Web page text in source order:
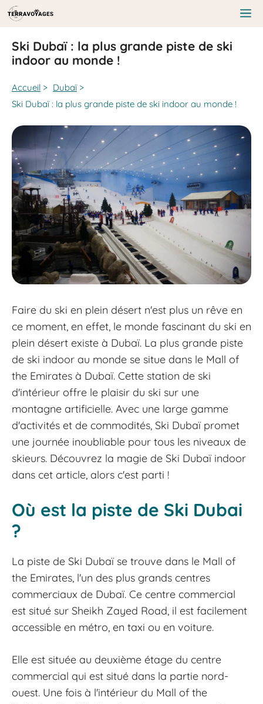
Aller
au
contenu
Ski Dubaï : la plus grande piste de ski
indoor au monde !
Accueil > Dubaï>
Ski Dubaï : la plus grande piste de ski indoor au monde !
Faire du ski en plein désert n'est plus un rêve en
ce moment, en effet, le monde fascinant du ski en
plein désert existe à Dubaï. La plus grande piste
de ski indoor au monde se situe dans le Mall of
the Emirates à Dubaï. Cette station de ski
d'intérieur offre le plaisir du ski sur une
montagne artificielle. Avec une large gamme
d'activités et de commodités, Ski Dubaï promet
une journée inoubliable pour tous les niveaux de
skieurs. Découvrez la magie de Ski Dubaï indoor
dans cet article, alors c'est parti !
Où est la piste de Ski Dubai
?
La piste de Ski Dubaï se trouve dans le Mall of
the Emirates, l'un des plus grands centres
commerciaux de Dubaï. Ce centre commercial
est situé sur Sheikh Zayed Road, il est facilement
accessible en métro, en taxi ou en voiture.
Elle est située au deuxième étage du centre
commercial qui est situé dans la partie nord-
ouest. Une fois à l'intérieur du Mall of the